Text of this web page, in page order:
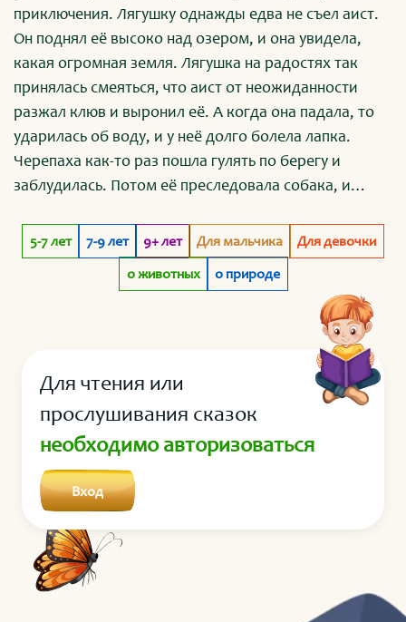
приключения. Лягушку однажды едва не съел аист.
Он поднял её высоко над озером, и она увидела,
какая огромная земля. Лягушка на радостях так
принялась смеяться, что аист от неожиданности
разжал клюв и выронил её. А когда она падала, то
ударилась об воду, и у неё долго болела лапка.
Черепаха как-то раз пошла гулять по берегу и
заблудилась. Потом её преследовала собака, и
панцире целую ночь. А когда наутро её нашли дети,
то отнесли к воде. Карася поймала щука, которая
пыталась его проглотить, но он не сдавался. И щука
благополучно спасся из её пасти. Рак оборонялся от
собаки и вцепился клешнёй в хвост. Собака
завизжала и утащила Рака очень далеко от дома. Он
чуть не погиб, ведь раки не могут слишком долго
дышать воздухом, но всё-таки успел добраться до
воды.
5-7 лет 7-9 лет 9+ лет Для мальчика
Для девочки
о животных
о природе
Для чтения или
прослушивания сказок
необходимо авторизоваться
Вход